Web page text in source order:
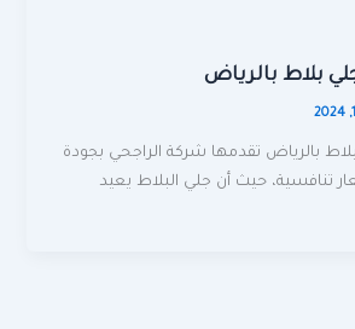
بلاط بالرياض
بالرياض تقدمها شركة الراجحي بجودة
تنافسية، حيث أن جلي البلاط يعيد